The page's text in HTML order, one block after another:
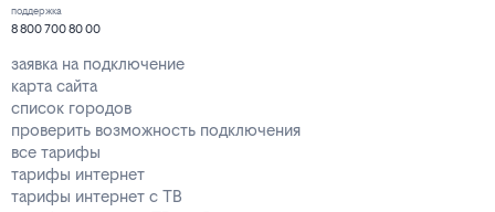
поддержка
8 800 700 80 00
заявка на подключение
карта сайта
список городов
проверить возможность подключения
все тарифы
тарифы интернет
тарифы интернет с ТВ